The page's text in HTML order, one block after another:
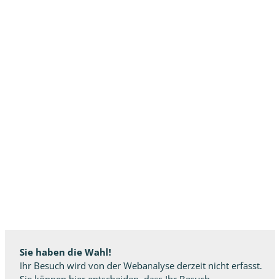
Sie haben die Wahl!
Ihr Besuch wird von der Webanalyse derzeit nicht erfasst.